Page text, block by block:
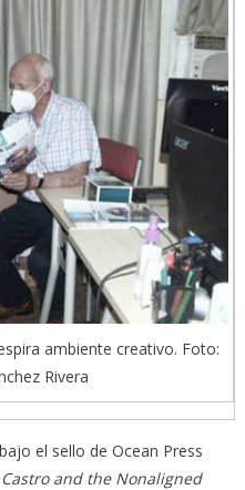
ambiente creativo. Foto:
Rivera
el sello de Ocean Press
and the Nonaligned